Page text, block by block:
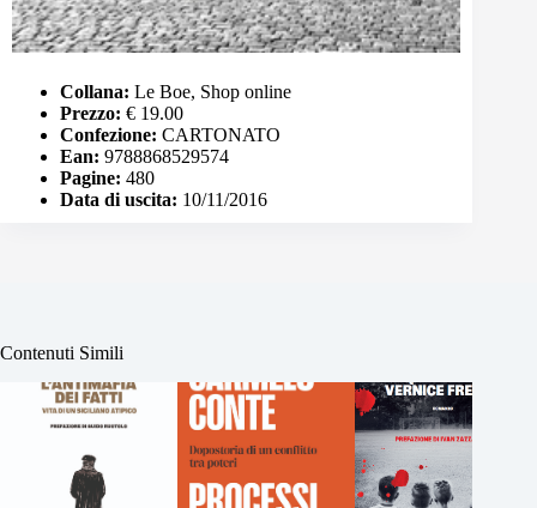
Collana: Le Boe, Shop online
Prezzo: € 19.00
Confezione: CARTONATO
Ean: 9788868529574
Pagine: 480
Data di uscita: 10/11/2016
Contenuti Simili